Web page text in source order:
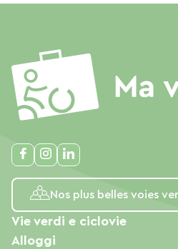
Nos plus belles voies
Vie verdi e ciclovie
Alloggi